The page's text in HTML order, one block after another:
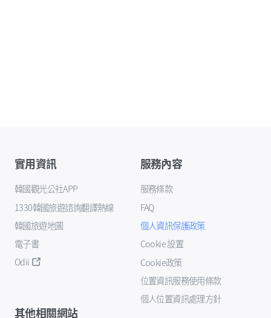
實用資訊
韓國觀光公社APP
1330韓國旅遊諮詢翻譯熱線
韓國旅遊地圖
電子書
Odii
服務內容
服務條款
FAQ
個人資訊保護政策
Cookie 設置
Cookie政策
位置資訊服務使用條款
個人位置資訊處理方針
其他相關網站